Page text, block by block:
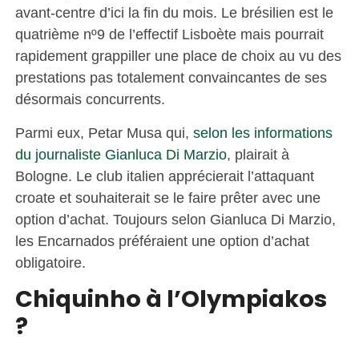
avant-centre d’ici la fin du mois. Le brésilien est le
quatrième nº9 de l’effectif Lisboète mais pourrait
rapidement grappiller une place de choix au vu des
prestations pas totalement convaincantes de ses
désormais concurrents.
Parmi eux, Petar Musa qui, selon les informations
du journaliste Gianluca Di Marzio, plairait à
Bologne. Le club italien apprécierait l’attaquant
croate et souhaiterait se le faire prêter avec une
option d’achat. Toujours selon Gianluca Di Marzio,
les Encarnados préféraient une option d’achat
obligatoire.
Chiquinho à l’Olympiakos
?